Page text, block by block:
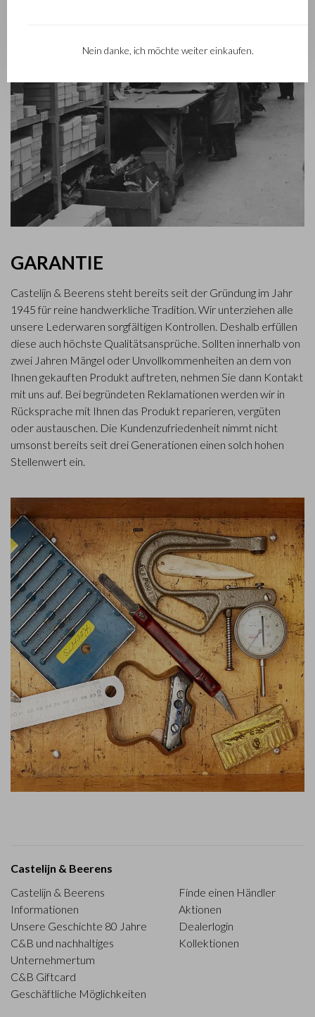
GARANTIE
Castelijn & Beerens steht bereits seit der Gründung im Jahr
1945 für reine handwerkliche Tradition. Wir unterziehen alle
unsere Lederwaren sorgfältigen Kontrollen. Deshalb erfüllen
diese auch höchste Qualitätsansprüche. Sollten innerhalb von
zwei Jahren Mängel oder Unvollkommenheiten an dem von
Ihnen gekauften Produkt auftreten, nehmen Sie dann Kontakt
mit uns auf. Bei begründeten Reklamationen werden wir in
Rücksprache mit Ihnen das Produkt reparieren, vergüten
oder austauschen. Die Kundenzufriedenheit nimmt nicht
umsonst bereits seit drei Generationen einen solch hohen
Stellenwert ein.
Castelijn & Beerens
Castelijn & Beerens
Informationen
Unsere Geschichte 80 Jahre
C&B und nachhaltiges
Unternehmertum
C&B Giftcard
Geschäftliche Möglichkeiten
Finde einen Händler
Aktionen
Dealerlogin
Kollektionen
Nein danke, ich möchte weiter einkaufen.